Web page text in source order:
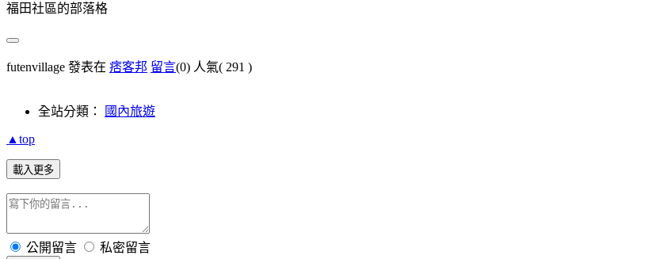
福田社區的部落格
futenvillage 發表在 痞客邦 留言(0) 人氣( 291 )
全站分類： 國內旅遊
▲top
載入更多
公開留言 私密留言